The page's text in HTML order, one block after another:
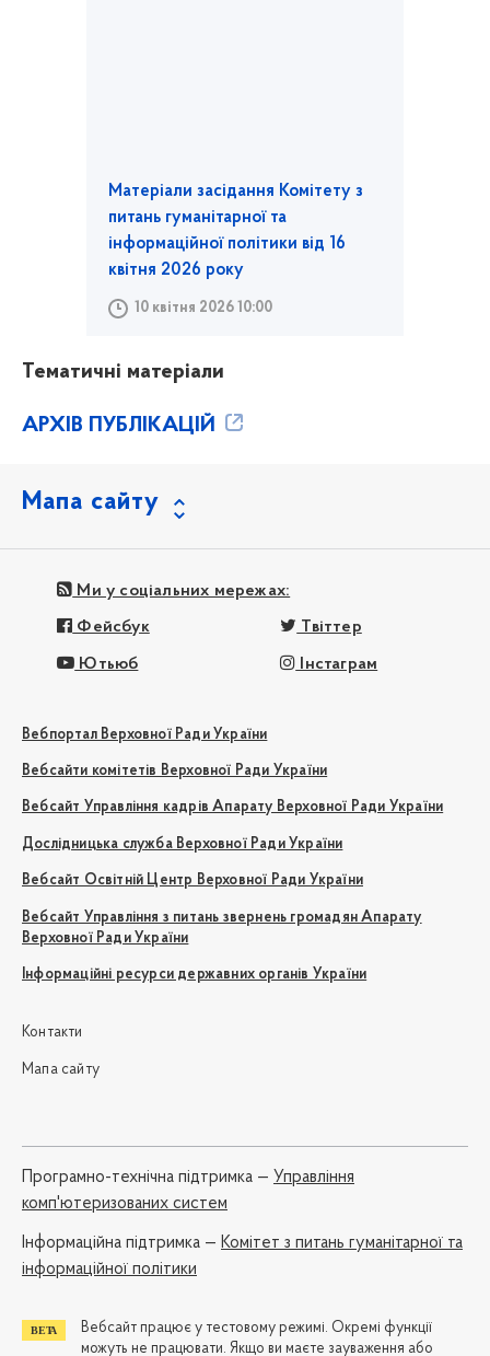
Матеріали засідання Комітету з
питань гуманітарної та
інформаційної політики від 16
квітня 2026 року
10 квітня 2026 10:00
Тематичні матеріали
АРХІВ ПУБЛІКАЦІЙ
Мапа сайту
Ми у соціальних мережах:
Фейсбук Твіттер
Ютьюб Інстаграм
Вебпортал Верховної Ради України
Вебсайти комітетів Верховної Ради України
Вебсайт Управління кадрів Апарату Верховної Ради України
Дослідницька служба Верховної Ради України
Вебсайт Освітній Центр Верховної Ради України
Вебсайт Управління з питань звернень громадян Апарату
Верховної Ради України
Інформаційні ресурси державних органів України
Контакти
Мапа сайту
Програмно-технічна підтримка — Управління
комп'ютеризованих систем
Iнформаційна підтримка — Комітет з питань гуманітарної та
інформаційної політики
Вебсайт працює у тестовому режимі. Окремі функції
можуть не працювати. Якщо ви маєте зауваження або